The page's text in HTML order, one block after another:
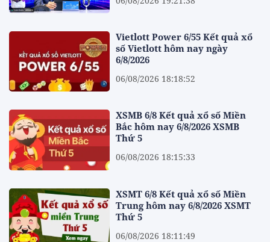
Vietlott Power 6/55 Kết quả xổ
số Vietlott hôm nay ngày
6/8/2026
06/08/2026 18:18:52
XSMB 6/8 Kết quả xổ số Miền
Bắc hôm nay 6/8/2026 XSMB
Thứ 5
06/08/2026 18:15:33
XSMT 6/8 Kết quả xổ số Miền
Trung hôm nay 6/8/2026 XSMT
Thứ 5
06/08/2026 18:11:49